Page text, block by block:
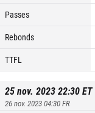
Passes
Rebonds
TTFL
25 nov. 2023 22:30ET
26 nov. 2023 04:30FR